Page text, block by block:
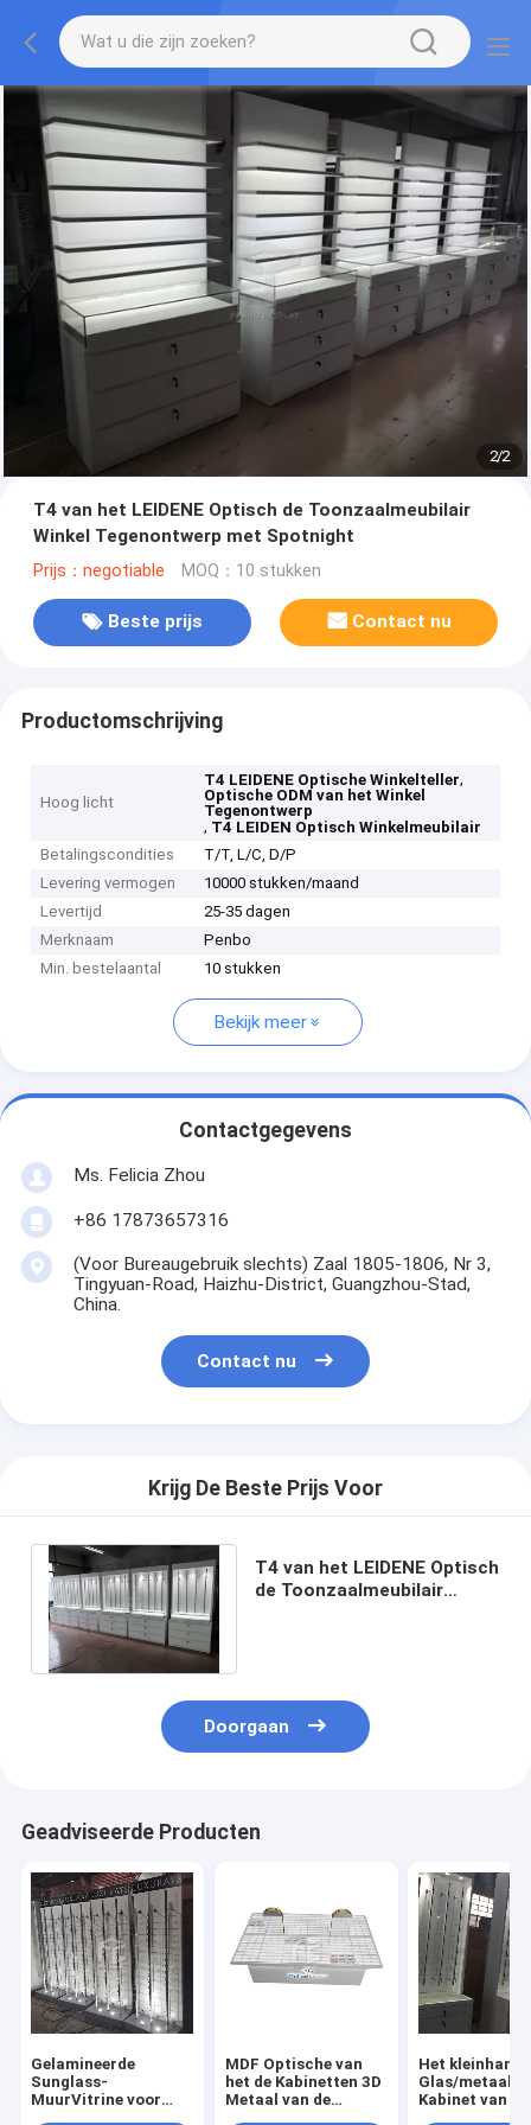
2/2
T4 van het LEIDENE Optisch de Toonzaalmeubilair
Winkel Tegenontwerp met Spotnight
Prijs：negotiable MOQ：10 stukken
Beste prijs Contact nu
Productomschrijving
Hoog licht
T4 LEIDENE Optische Winkelteller,
Optische ODM van het Winkel
Tegenontwerp
, T4 LEIDEN Optisch Winkelmeubilair
Betalingscondities
T/T, L/C, D/P
Levering vermogen
10000 stukken/maand
Levertijd
25-35 dagen
Merknaam
Penbo
Min. bestelaantal
10 stukken
Bekijk meer
Contactgegevens
Ms. Felicia Zhou
+86 17873657316
(Voor Bureaugebruik slechts) Zaal 1805-1806, Nr 3,
Tingyuan-Road, Haizhu-District, Guangzhou-Stad,
China.
Contact nu
Krijg De Beste Prijs Voor
T4 van het LEIDENE Optisch
de Toonzaalmeubilair
Doorgaan
Geadviseerde Producten
Gelamineerde
Sunglass-
MuurVitrine voor
MDF Optische van
het de Kabinetten 3D
Metaal van de
Het
Glas/metaal-
Kabinet van de